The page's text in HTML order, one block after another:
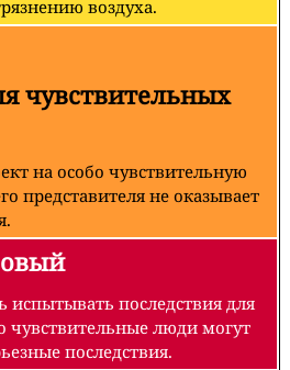
воздуха.
чувствительных
на особо чувствительную
представителя не оказывает
последствия для
чувствительные люди могут
последствия.